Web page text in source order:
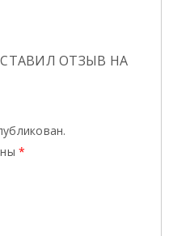
ОТЗЫВ НА
*